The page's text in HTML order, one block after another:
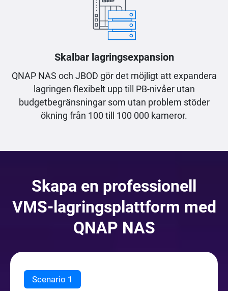
Skalbar lagringsexpansion
QNAP NAS och JBOD gör det möjligt att expandera
lagringen flexibelt upp till PB-nivåer utan
budgetbegränsningar som utan problem stöder
ökning från 100 till 100 000 kameror.
Skapa en professionell
VMS-lagringsplattform med
QNAP NAS
Scenario 1